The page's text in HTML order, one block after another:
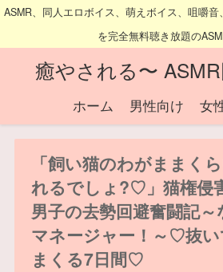
ASMR、同人エロボイス、萌えボイス、咀嚼
を完全無料聴き放題の
癒やされる〜
ホーム 男性向け 女
「飼い猫のわがままく
れるでしょ?♡」猫権侵
男子の去勢回避奮闘記
マネージャー！～♡抜い
まくる7日間♡